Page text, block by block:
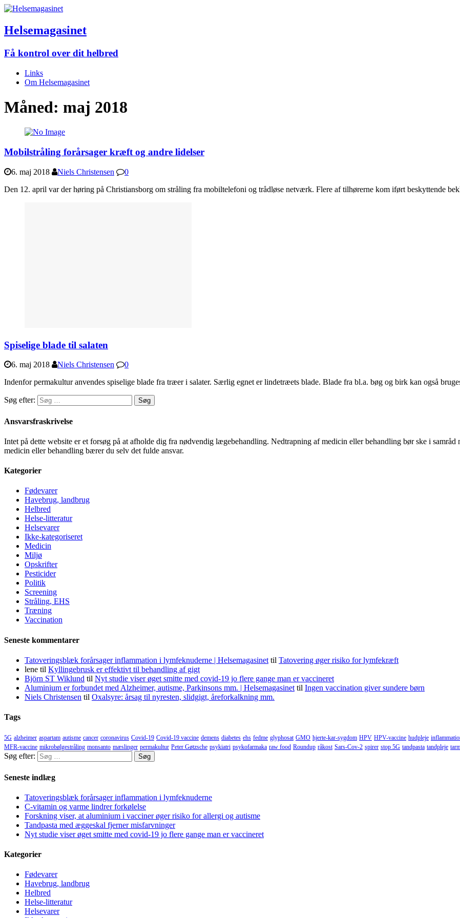
Helsemagasinet
Få kontrol over dit helbred
Links
Om Helsemagasinet
Måned: maj 2018
Mobilstråling forårsager kræft og andre lidelser
6. maj 2018 Niels Christensen
0
Den 12. april var der høring på Christiansborg om stråling fra mobiltelefoni og trådløse netværk. Flere af tilhørerne kom iført beskyttende
Spiselige blade til salaten
6. maj 2018 Niels Christensen
0
Indenfor permakultur anvendes spiselige blade fra træer i salater. Særlig egnet er lindetræets blade. Blade fra bl.a. bøg og birk kan også
Søg efter:
Ansvarsfraskrivelse
Intet på dette website er et forsøg på at afholde dig fra nødvendig lægebehandling. Nedtrapning af medicin eller behandling bør ske i
medicin eller behandling bærer du selv det fulde ansvar.
Kategorier
Fødevarer
Havebrug, landbrug
Helbred
Helse-litteratur
Helsevarer
Ikke-kategoriseret
Medicin
Miljø
Opskrifter
Pesticider
Politik
Screening
Stråling, EHS
Træning
Vaccination
Seneste kommentarer
Tatoveringsblæk forårsager inflammation i lymfeknuderne | Helsemagasinet til Tatovering øger risiko for lymfekræft
lene til Kyllingebrusk er effektivt til behandling af gigt
Björn ST Wiklund til Nyt studie viser øget smitte med covid-19 jo flere gange man er vaccineret
Aluminium er forbundet med Alzheimer, autisme, Parkinsons mm. | Helsemagasinet til Ingen vaccination giver sundere børn
Niels Christensen til Oxalsyre: årsag til nyresten, slidgigt, åreforkalkning mm.
Tags
5G alzheimer aspartam autisme cancer coronavirus Covid-19 Covid-19 vaccine demens diabetes ehs fedme glyphosat GMO hjerte-kar-sygdom HPV HPV-vaccine hudpleje
MFR-vaccine mikrobølgestråling monsanto mæslinger permakultur Peter Gøtzsche psykiatri psykofarmaka raw food Roundup råkost Sars-Cov-2 spirer stop 5G tandpasta tandpleje
Søg efter:
Seneste indlæg
Tatoveringsblæk forårsager inflammation i lymfeknuderne
C-vitamin og varme lindrer forkølelse
Forskning viser, at aluminium i vacciner øger risiko for allergi og autisme
Tandpasta med æggeskal fjerner misfarvninger
Nyt studie viser øget smitte med covid-19 jo flere gange man er vaccineret
Kategorier
Fødevarer
Havebrug, landbrug
Helbred
Helse-litteratur
Helsevarer